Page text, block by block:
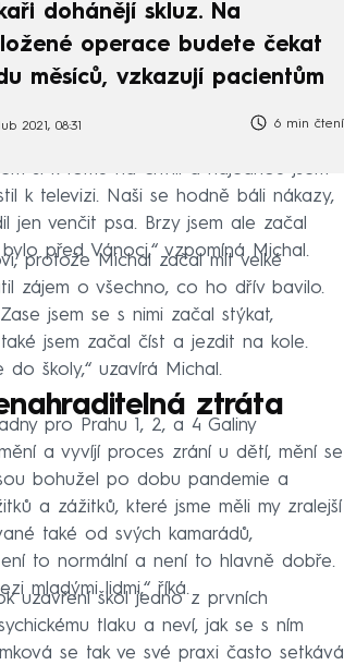
dohánějí skluz. Na
operace budete čekat
měsíců, vzkazují pacientům
2021, 08:31 6 min čtení
si k tomu na chvíli a najednou jsem
k televizi. Naši se hodně báli nákazy,
jen venčit psa. Brzy jsem ale začal
před Vánoci,“ vzpomíná Michal.
protože Michal začal mít velké
zájem o všechno, co ho dřív bavilo.
jsem se s nimi začal stýkat,
jsem začal číst a jezdit na kole.
školy,“ uzavírá Michal.
ztráta
pro Prahu 1, 2, a 4 Galiny
a vyvíjí proces zrání u dětí, mění se
bohužel po dobu pandemie a
a zážitků, které jsme měli my zralejší
také od svých kamarádů,
to normální a není to hlavně dobře.
mladými lidmi,“ říká.
uzavření škol jedno z prvních
tlaku a neví, jak se s ním
se tak ve své praxi často setkává